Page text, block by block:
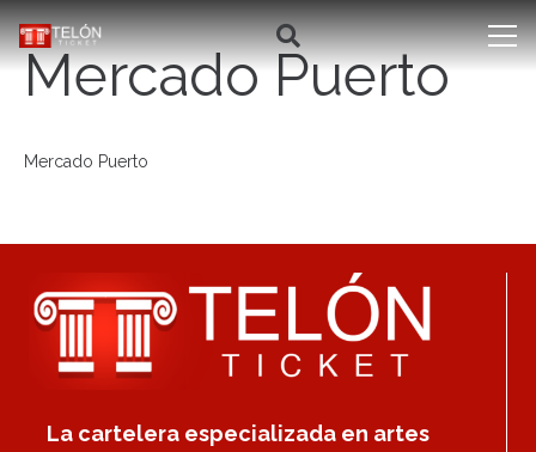
Mercado Puerto
Mercado Puerto
La cartelera especializada en artes